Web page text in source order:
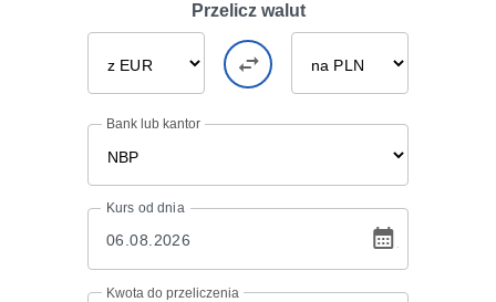
Przelicz walut
Bank lub kantor
Kurs od dnia
Kwota do przeliczenia